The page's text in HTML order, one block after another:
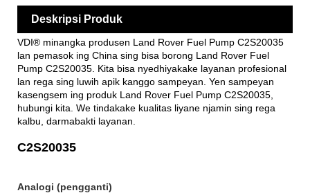
Deskripsi Produk
VDI® minangka produsen Land Rover Fuel Pump C2S20035
lan pemasok ing China sing bisa borong Land Rover Fuel
Pump C2S20035. Kita bisa nyedhiyakake layanan profesional
lan rega sing luwih apik kanggo sampeyan. Yen sampeyan
kasengsem ing produk Land Rover Fuel Pump C2S20035,
hubungi kita. We tindakake kualitas liyane njamin sing rega
kalbu, darmabakti layanan.
C2S20035
Analogi (pengganti)